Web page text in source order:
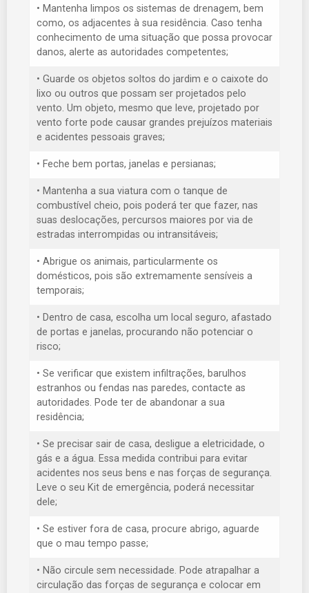
• Mantenha limpos os sistemas de drenagem, bem
como, os adjacentes à sua residência. Caso tenha
conhecimento de uma situação que possa provocar
danos, alerte as autoridades competentes;
• Guarde os objetos soltos do jardim e o caixote do
lixo ou outros que possam ser projetados pelo
vento. Um objeto, mesmo que leve, projetado por
vento forte pode causar grandes prejuízos materiais
e acidentes pessoais graves;
• Feche bem portas, janelas e persianas;
• Mantenha a sua viatura com o tanque de
combustível cheio, pois poderá ter que fazer, nas
suas deslocações, percursos maiores por via de
estradas interrompidas ou intransitáveis;
• Abrigue os animais, particularmente os
domésticos, pois são extremamente sensíveis a
temporais;
• Dentro de casa, escolha um local seguro, afastado
de portas e janelas, procurando não potenciar o
risco;
• Se verificar que existem infiltrações, barulhos
estranhos ou fendas nas paredes, contacte as
autoridades. Pode ter de abandonar a sua
residência;
• Se precisar sair de casa, desligue a eletricidade, o
gás e a água. Essa medida contribui para evitar
acidentes nos seus bens e nas forças de segurança.
Leve o seu Kit de emergência, poderá necessitar
dele;
• Se estiver fora de casa, procure abrigo, aguarde
que o mau tempo passe;
• Não circule sem necessidade. Pode atrapalhar a
circulação das forças de segurança e colocar em